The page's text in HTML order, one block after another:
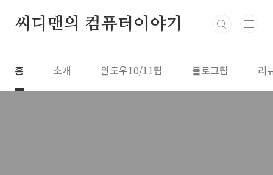
씨디맨의 컴퓨터이야기
홈 소개 윈도우10/11팁 블로그팁 리